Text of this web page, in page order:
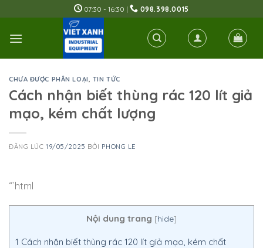
to
content
07:30 - 16:30 | 098.398.0015
CHƯA ĐƯỢC PHÂN LOẠI, TIN TỨC
Cách nhận biết thùng rác 120 lít giả
mạo, kém chất lượng
ĐĂNG LÚC19/05/2025 BỞI PHONG LE
“`html
Nội dung trang [hide]
1 Cách nhận biết thùng rác 120 lít giả mạo, kém chất